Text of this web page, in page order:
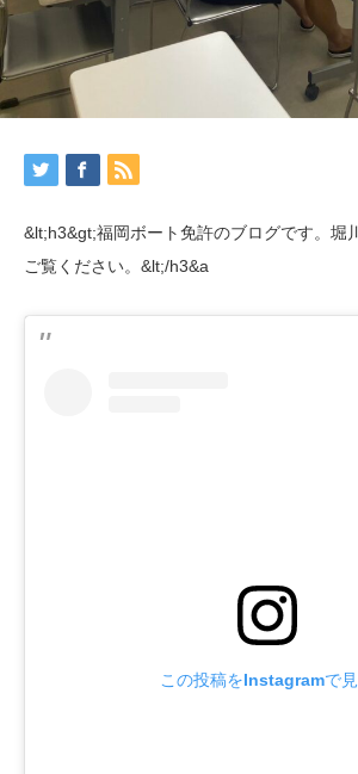
&lt;h3&gt;福岡ボート免許のブログです。堀
ご覧ください。&lt;/h3&a
この投稿をInstagramで